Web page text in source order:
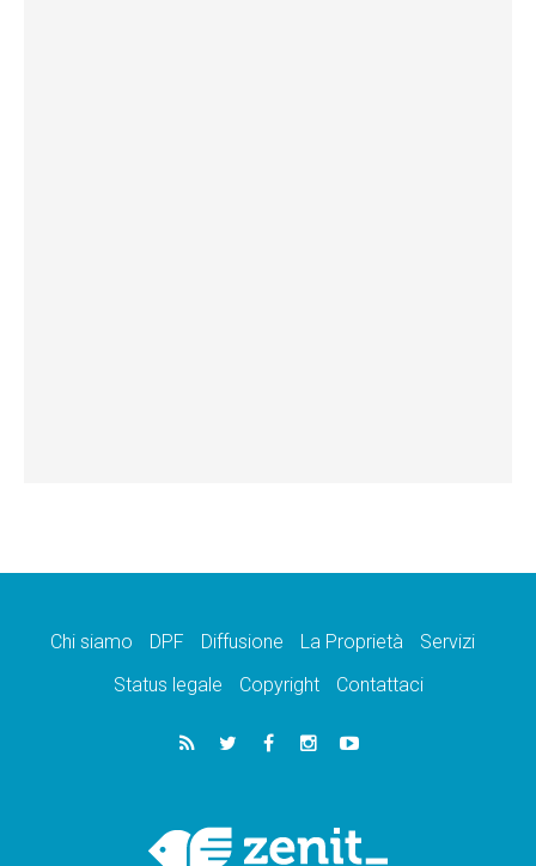
Chi siamo DPF Diffusione La Proprietà
Servizi
Status legale
Copyright Contattaci